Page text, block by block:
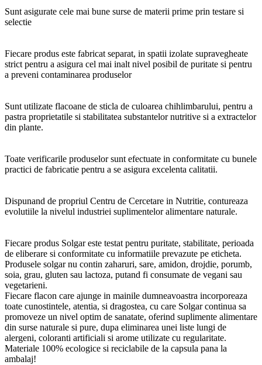
Sunt asigurate cele mai bune surse de materii prime prin testare si
selectie
Fiecare produs este fabricat separat, in spatii izolate supravegheate
strict pentru a asigura cel mai inalt nivel posibil de puritate si pentru
a preveni contaminarea produselor
Sunt utilizate flacoane de sticla de culoarea chihlimbarului, pentru a
pastra proprietatile si stabilitatea substantelor nutritive si a extractelor
din plante.
Toate verificarile produselor sunt efectuate in conformitate cu bunele
practici de fabricatie pentru a se asigura excelenta calitatii.
Dispunand de propriul Centru de Cercetare in Nutritie, contureaza
evolutiile la nivelul industriei suplimentelor alimentare naturale.
Fiecare produs Solgar este testat pentru puritate, stabilitate, perioada
de eliberare si conformitate cu informatiile prevazute pe eticheta.
Produsele solgar nu contin zaharuri, sare, amidon, drojdie, porumb,
soia, grau, gluten sau lactoza, putand fi consumate de vegani sau
vegetarieni.
Fiecare flacon care ajunge in mainile dumneavoastra incorporeaza
toate cunostintele, atentia, si dragostea, cu care Solgar continua sa
promoveze un nivel optim de sanatate, oferind suplimente alimentare
din surse naturale si pure, dupa eliminarea unei liste lungi de
alergeni, coloranti artificiali si arome utilizate cu regularitate.
Materiale 100% ecologice si reciclabile de la capsula pana la
ambalaj!